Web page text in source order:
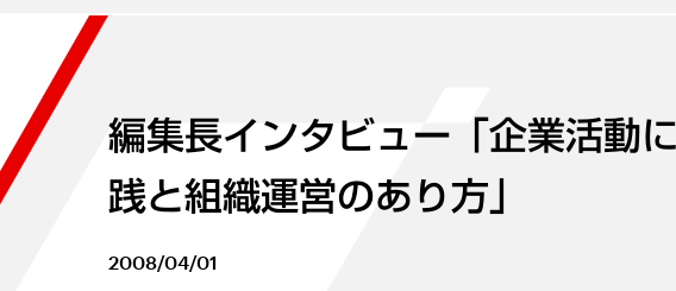
編集長インタビュー「企業活動
践と組織運営のあり方」
2008/04/01